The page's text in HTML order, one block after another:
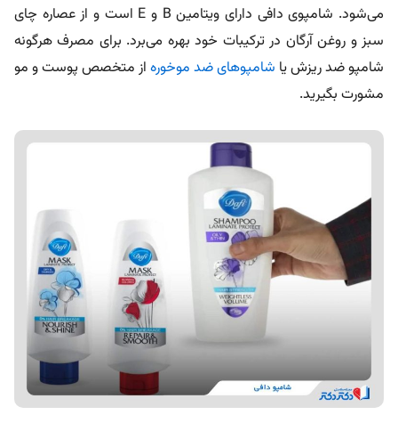
می‌شود. شامپوی دافی دارای ویتامین B و E است و از عصاره چای
سبز و روغن آرگان در ترکیبات خود بهره می‌برد. برای مصرف هرگونه
شامپو ضد ریزش یا شامپوهای ضد موخوره از متخصص پوست و مو
مشورت بگیرید.